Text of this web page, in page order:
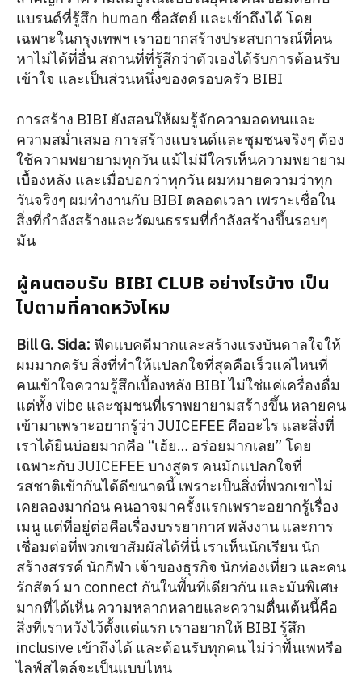
แบรนด์ที่รู้สึก human ซื่อสัตย์ และเข้าถึงได้ โดย
เฉพาะในกรุงเทพฯ เราอยากสร้างประสบการณ์ที่คน
หาไม่ได้ที่อื่น สถานที่ที่รู้สึกว่าตัวเองได้รับการต้อนรับ
เข้าใจ และเป็นส่วนหนึ่งของครอบครัว BIBI
การสร้าง BIBI ยังสอนให้ผมรู้จักความอดทนและ
ความสม่ำเสมอ การสร้างแบรนด์และชุมชนจริงๆ ต้อง
ใช้ความพยายามทุกวัน แม้ไม่มีใครเห็นความพยายาม
เบื้องหลัง และเมื่อบอกว่าทุกวัน ผมหมายความว่าทุก
วันจริงๆ ผมทำงานกับ BIBI ตลอดเวลา เพราะเชื่อใน
สิ่งที่กำลังสร้างและวัฒนธรรมที่กำลังสร้างขึ้นรอบๆ
มัน
ผู้คนตอบรับ BIBI CLUB อย่างไรบ้าง เป็น
ไปตามที่คาดหวังไหม
Bill G. Sida: ฟีดแบคดีมากและสร้างแรงบันดาลใจให้
ผมมากครับ สิ่งที่ทำให้แปลกใจที่สุดคือเร็วแค่ไหนที่
คนเข้าใจความรู้สึกเบื้องหลัง BIBI ไม่ใช่แค่เครื่องดื่ม
แต่ทั้ง vibe และชุมชนที่เราพยายามสร้างขึ้น หลายคน
เข้ามาเพราะอยากรู้ว่า JUICEFEE คืออะไร และสิ่งที่
เราได้ยินบ่อยมากคือ “เฮ้ย… อร่อยมากเลย” โดย
เฉพาะกับ JUICEFEE บางสูตร คนมักแปลกใจที่
รสชาติเข้ากันได้ดีขนาดนี้ เพราะเป็นสิ่งที่พวกเขาไม่
เคยลองมาก่อน คนอาจมาครั้งแรกเพราะอยากรู้เรื่อง
เมนู แต่ที่อยู่ต่อคือเรื่องบรรยากาศ พลังงาน และการ
เชื่อมต่อที่พวกเขาสัมผัสได้ที่นี่ เราเห็นนักเรียน นัก
สร้างสรรค์ นักกีฬา เจ้าของธุรกิจ นักท่องเที่ยว และคน
รักสัตว์ มา connect กันในพื้นที่เดียวกัน และมันพิเศษ
มากที่ได้เห็น ความหลากหลายและความตื่นเต้นนี้คือ
สิ่งที่เราหวังไว้ตั้งแต่แรก เราอยากให้ BIBI รู้สึก
inclusive เข้าถึงได้ และต้อนรับทุกคน ไม่ว่าพื้นเพหรือ
ไลฟ์สไตล์จะเป็นแบบไหน